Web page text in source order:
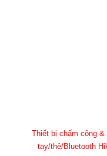
Thiết bị chấm công
tay/thẻ/Bluetooth